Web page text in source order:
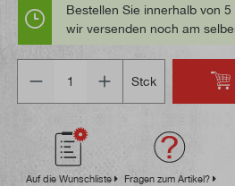
Bestellen Sie innerhalb von
wir versenden noch am
Stck
Auf die Wunschliste Fragen zum Artikel?